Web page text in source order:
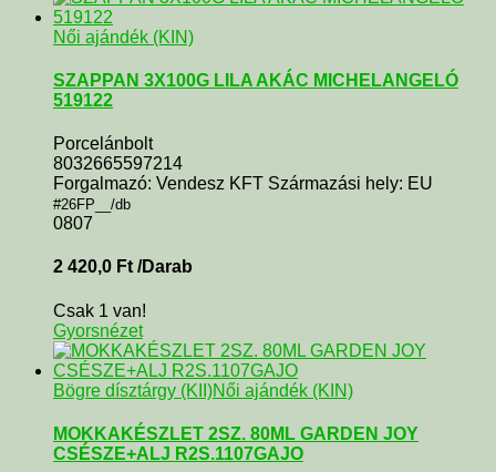
Női ajándék (KIN)
SZAPPAN 3X100G LILA AKÁC MICHELANGELÓ
519122
Porcelánbolt
8032665597214
Forgalmazó: Vendesz KFT Származási hely: EU
#26FP__/db
0807
2 420,0 Ft /Darab
Csak 1 van!
Gyorsnézet
Bögre dísztárgy (KII)Női ajándék (KIN)
MOKKAKÉSZLET 2SZ. 80ML GARDEN JOY
CSÉSZE+ALJ R2S.1107GAJO